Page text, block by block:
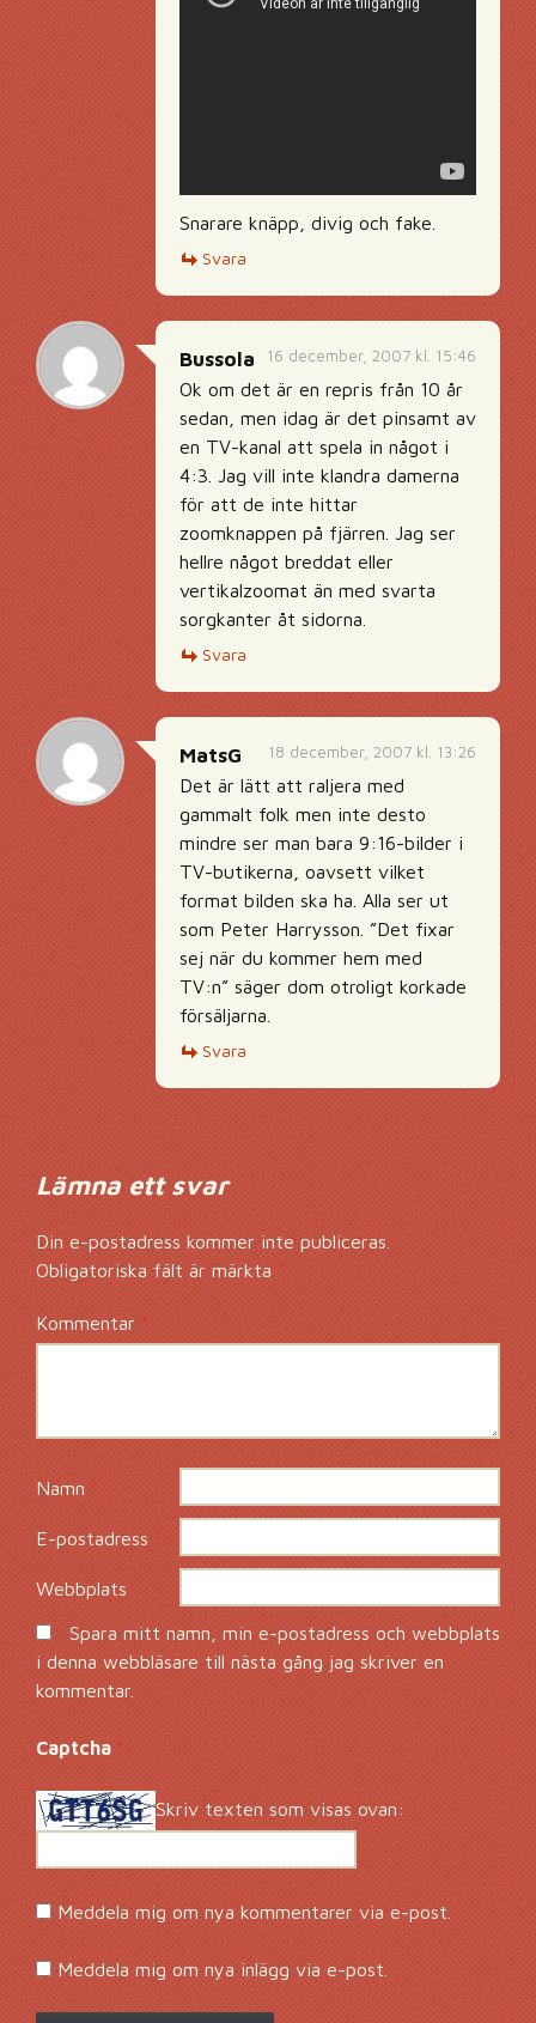
Snarare knäpp, divig och fake.
Svara
16 december, 2007 kl. 15:46
Bussola
Ok om det är en repris från 10 år
sedan, men idag är det pinsamt av
en TV-kanal att spela in något i
4:3. Jag vill inte klandra damerna
för att de inte hittar
zoomknappen på fjärren. Jag ser
hellre något breddat eller
vertikalzoomat än med svarta
sorgkanter åt sidorna.
Svara
18 december, 2007 kl. 13:26
MatsG
Det är lätt att raljera med
gammalt folk men inte desto
mindre ser man bara 9:16-bilder i
TV-butikerna, oavsett vilket
format bilden ska ha. Alla ser ut
som Peter Harrysson. ”Det fixar
sej när du kommer hem med
TV:n” säger dom otroligt korkade
försäljarna.
Svara
Lämna ett svar
Din e-postadress kommer inte publiceras.
Obligatoriska fält är märkta *
Kommentar*
Namn*
E-postadress*
Webbplats
Spara mitt namn, min e-postadress och webbplats
i denna webbläsare till nästa gång jag skriver en
kommentar.
Captcha *
Skriv texten som visas ovan:
Meddela mig om nya kommentarer via e-post.
Meddela mig om nya inlägg via e-post.